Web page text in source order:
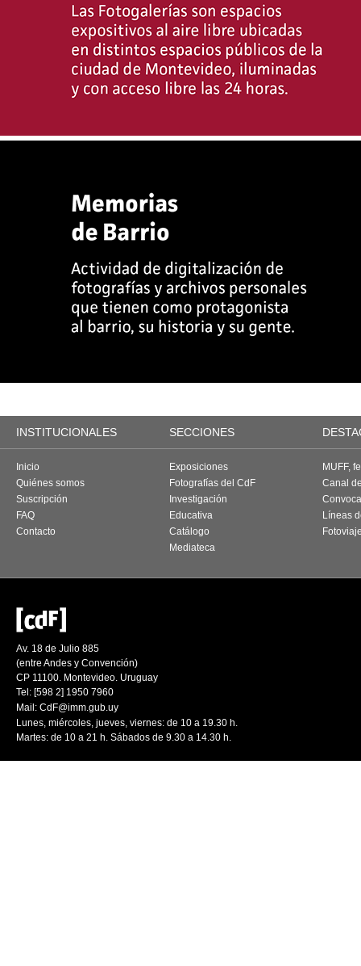
INSTITUCIONALES SECCIONES
Inicio
Quiénes somos
Suscripción
FAQ
Contacto
Exposiciones
Fotografías del CdF
Investigación
Educativa
Catálogo
Mediateca
MUFF,
Canal
Líneas
Av. 18 de Julio 885
(entre Andes y Convención)
CP 11100. Montevideo. Uruguay
Tel: [598 2] 1950 7960
Mail: CdF@imm.gub.uy
Lunes, miércoles, jueves, viernes: de 10 a 19.30 h.
Martes: de 10 a 21 h. Sábados de 9.30 a 14.30 h.